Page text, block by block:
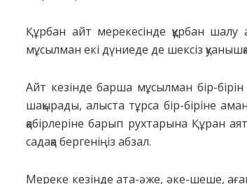
Құрбан айт мерекесінде құрбан
мұсылман екі дүниеде де шексіз
Айт кезінде барша мұсылман бір-бірін
шақырады, алыста тұрса бір-біріне
қабірлеріне барып рухтарына Құран
садақа бергеніңіз абзал.
Мереке кезінде ата-әже, әке-шеше,